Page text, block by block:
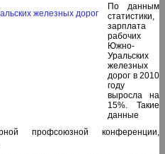
По данным
статистики,
зарплата
рабочих
Южно-
Уральских
железных
дорог в 2010
году
выросла на
15%. Такие
данные
профсоюзной конференции,